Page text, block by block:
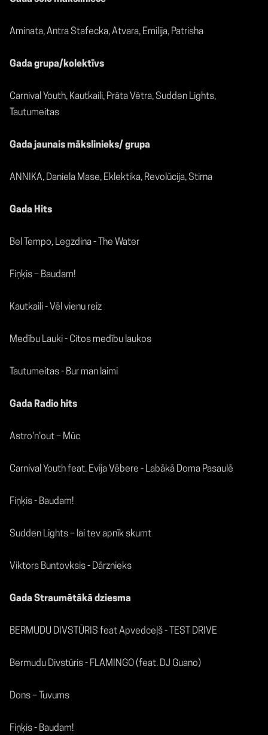
Aminata, Antra Stafecka, Atvara, Emilija, Patrisha
Gada grupa/kolektīvs
Carnival Youth, Kautkaili, Prāta Vētra, Sudden Lights,
Tautumeitas
Gada jaunais mākslinieks/ grupa
ANNIKA, Daniela Mase, Eklektika, Revolūcija, Stirna
Gada Hits
Bel Tempo, Legzdina - The Water
Fiņķis – Baudam!
Kautkaili - Vēl vienu reiz
Medību Lauki - Citos medību laukos
Tautumeitas - Bur man laimi
Gada Radio hits
Astro'n'out – Mūc
Carnival Youth feat. Evija Vēbere - Labākā Doma Pasaulē
Fiņķis - Baudam!
Sudden Lights – lai tev apnīk skumt
Viktors Buntovksis - Dārznieks
Gada Straumētākā dziesma
BERMUDU DIVSTŪRIS feat Apvedceļš - TEST DRIVE
Bermudu Divstūris - FLAMINGO (feat. DJ Guano)
Dons – Tuvums
Fiņķis - Baudam!